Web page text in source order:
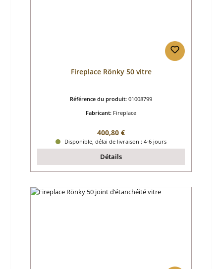
Fireplace Rönky 50 vitre
Référence du produit: 01008799
Fabricant: Fireplace
Prix régulier :
400,80 €
Disponible, délai de livraison : 4-6 jours
Détails